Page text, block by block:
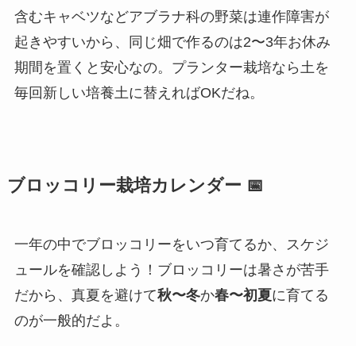
含むキャベツなどアブラナ科の野菜は連作障害が
起きやすいから、同じ畑で作るのは2〜3年お休み
期間を置くと安心なの。プランター栽培なら土を
毎回新しい培養土に替えればOKだね。
ブロッコリー栽培カレンダー 📅
一年の中でブロッコリーをいつ育てるか、スケジ
ュールを確認しよう！ブロッコリーは暑さが苦手
だから、真夏を避けて秋〜冬か春〜初夏に育てる
のが一般的だよ。